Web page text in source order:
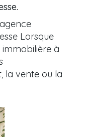
Lorsque
à
la vente ou la